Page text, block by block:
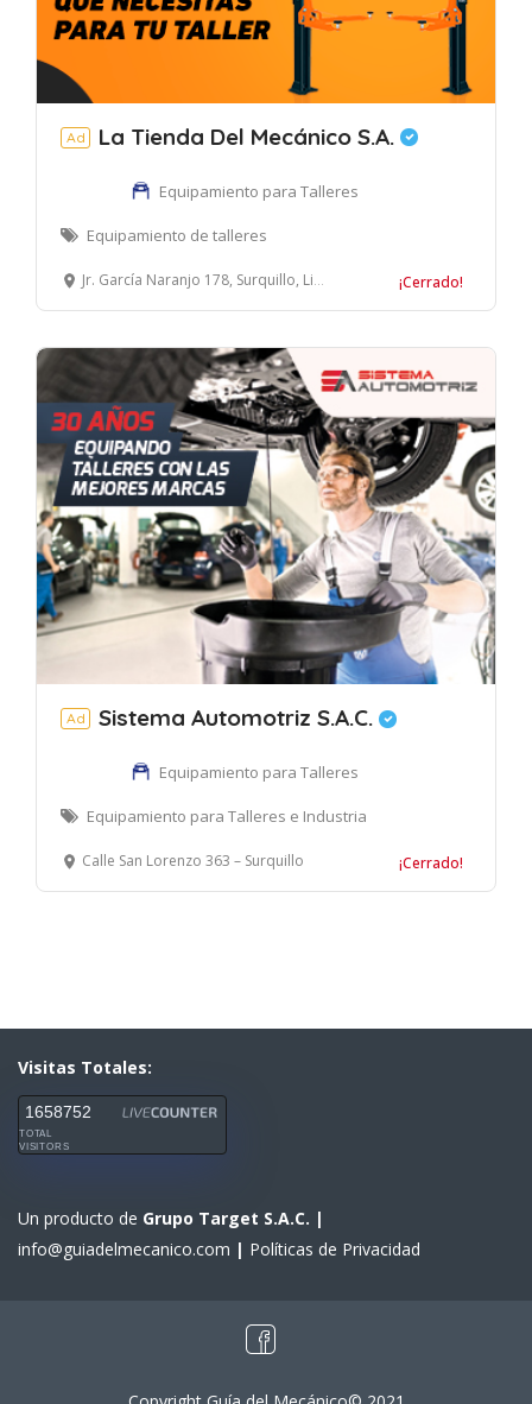
Ad La Tienda Del Mecánico S.A.
Equipamiento para Talleres
Equipamiento de talleres
Jr. García Naranjo 178, Surquillo, Lima, Perú ¡Cerrado!
Ad Sistema Automotriz S.A.C.
Equipamiento para Talleres
Equipamiento para Talleres e Industria
Calle San Lorenzo 363 – Surquillo ¡Cerrado!
Visitas Totales:
1658752
TOTAL
VISITORS
Un producto de Grupo Target S.A.C. |
info@guiadelmecanico.com | Políticas de Privacidad